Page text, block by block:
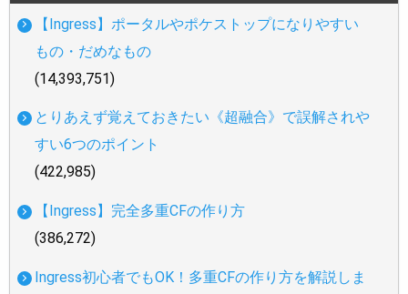
【Ingress】ポータルやポケストップになりやすい
もの・だめなもの
(14,393,751)
とりあえず覚えておきたい《超融合》で誤解されや
すい6つのポイント
(422,985)
【Ingress】完全多重CFの作り方
(386,272)
Ingress初心者でもOK！多重CFの作り方を解説しま